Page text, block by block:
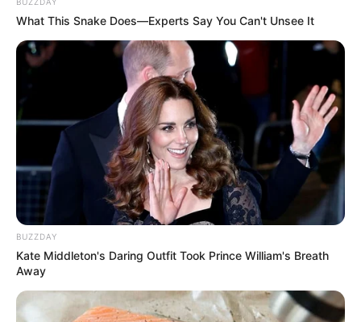
ALERTA BOGOTÁ EN GOOGLE NEWS
TEMAS RELACIONADOS
TEMPORADA DE LLUVIAS EN EL TOLIMA
CORTOLIMA
CONSEJO DEPARTAMENTAL DE GESTIÓN DEL RIESGO
MANTÉNGASE EN ALERTA
interesan. Para estar bien informado, por
favor, active las notificaciones de Alerta.
What This Snake Does—Experts Say You Can't Unsee It
BUZZDAY
Kate Middleton's Daring Outfit Took Prince William's Breath
Away